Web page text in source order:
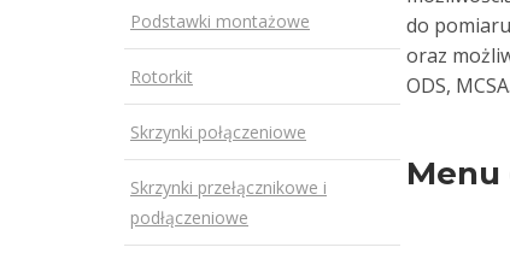
Podstawki montażowe
Rotorkit
Skrzynki połączeniowe
Skrzynki przełącznikowe i
podłączeniowe
do
oraz
ODS, MCSA.
Menu